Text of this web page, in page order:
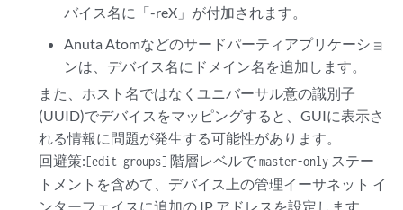
バイス名に「-reX」が付加されます。
Anuta Atomなどのサードパーティアプリケーショ
ンは、デバイス名にドメイン名を追加します。
また、ホスト名ではなくユニバーサル意の識別子
(UUID)でデバイスをマッピングすると、GUIに表示さ
れる情報に問題が発生する可能性があります。
回避策:[edit groups] 階層レベルでmaster-only ステー
トメントを含めて、デバイス上の管理イーサネット イ
ンターフェイスに追加の IP アドレスを設定します。